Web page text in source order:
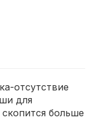
отсутствие
для
больше